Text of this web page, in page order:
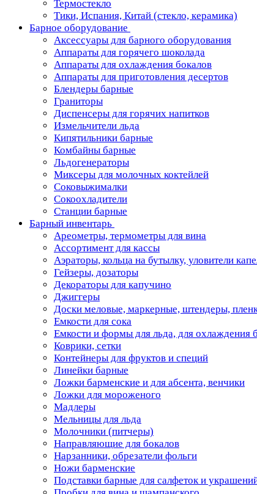
Термостекло
Тики, Испания, Китай (стекло, керамика)
Барное оборудование
Аксессуары для барного оборудования
Аппараты для горячего шоколада
Аппараты для охлаждения бокалов
Аппараты для приготовления десертов
Блендеры барные
Граниторы
Диспенсеры для горячих напитков
Измельчители льда
Кипятильники барные
Комбайны барные
Льдогенераторы
Миксеры для молочных коктейлей
Соковыжималки
Сокоохладители
Станции барные
Барный инвентарь
Ареометры, термометры для вина
Ассортимент для кассы
Аэраторы, кольца на бутылку, уловители
Гейзеры, дозаторы
Декораторы для капучино
Джиггеры
Доски меловые, маркерные, штендеры,
Емкости для сока
Емкости и формы для льда, для охлаждения
Коврики, сетки
Контейнеры для фруктов и специй
Линейки барные
Ложки барменские и для абсента, венчики
Ложки для мороженого
Мадлеры
Мельницы для льда
Молочники (питчеры)
Направляющие для бокалов
Нарзанники, обрезатели фольги
Ножи барменские
Подставки барные для салфеток и